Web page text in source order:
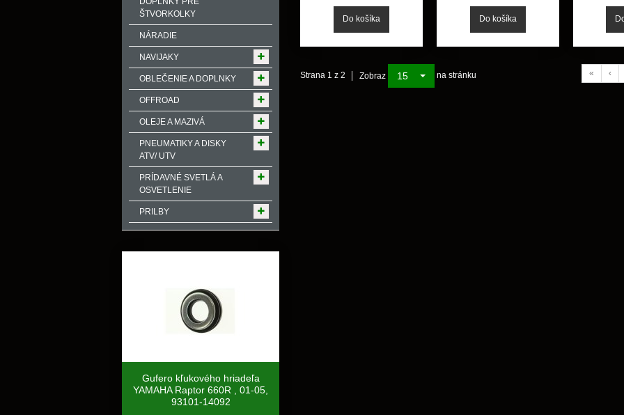
Strana 1 z 2 Zobraz 15 na stránku « ‹
ŠTVORKOLKY
NÁRADIE
NAVIJAKY
OBLEČENIE A DOPLNKY
OFFROAD
OLEJE A MAZIVÁ
PNEUMATIKY A DISKY
ATV/ UTV
PRÍDAVNÉ SVETLÁ A
OSVETLENIE
PRILBY
Gufero kľukového hriadeľa
YAMAHA Raptor 660R , 01-05,
93101-14092